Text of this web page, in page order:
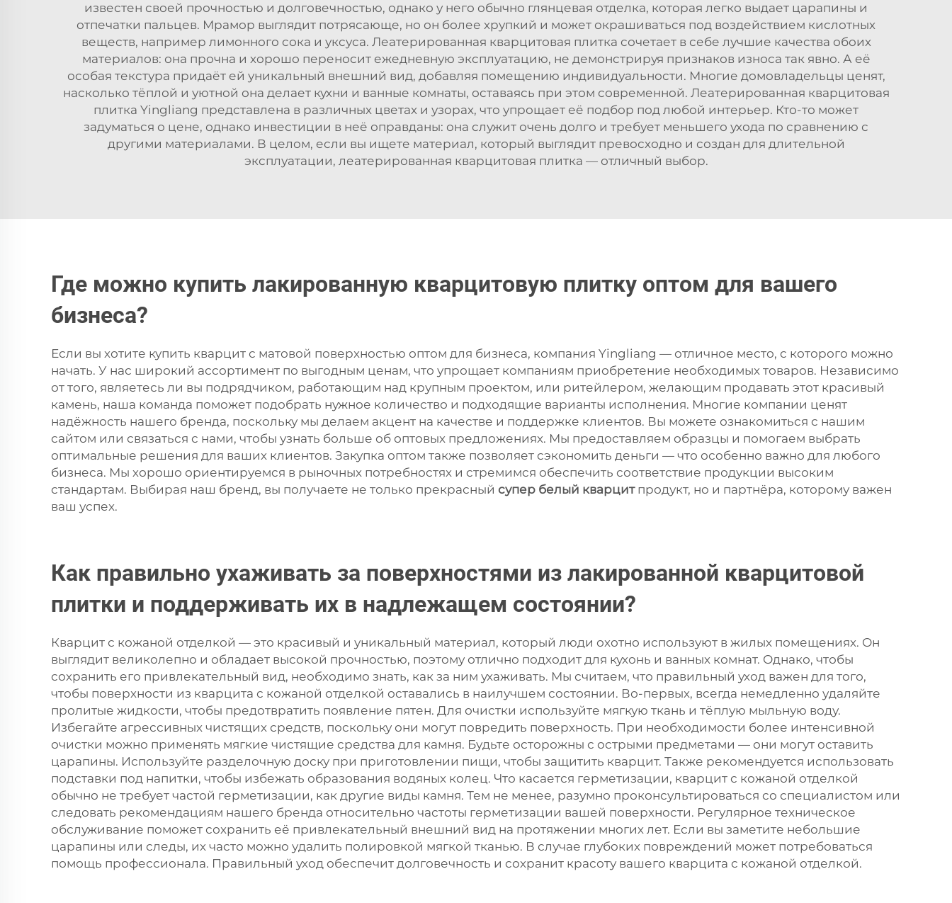
известен своей прочностью и долговечностью, однако у него обычно глянцевая отделка, которая легко выдает царапины и
отпечатки пальцев. Мрамор выглядит потрясающе, но он более хрупкий и может окрашиваться под воздействием кислотных
веществ, например лимонного сока и уксуса. Леатерированная кварцитовая плитка сочетает в себе лучшие качества обоих
материалов: она прочна и хорошо переносит ежедневную эксплуатацию, не демонстрируя признаков износа так явно. А её
особая текстура придаёт ей уникальный внешний вид, добавляя помещению индивидуальности. Многие домовладельцы ценят,
насколько тёплой и уютной она делает кухни и ванные комнаты, оставаясь при этом современной. Леатерированная кварцитовая
плитка Yingliang представлена в различных цветах и узорах, что упрощает её подбор под любой интерьер. Кто-то может
задуматься о цене, однако инвестиции в неё оправданы: она служит очень долго и требует меньшего ухода по сравнению с
другими материалами. В целом, если вы ищете материал, который выглядит превосходно и создан для длительной
эксплуатации, леатерированная кварцитовая плитка — отличный выбор.
Где можно купить лакированную кварцитовую плитку оптом для вашего
бизнеса?
Если вы хотите купить кварцит с матовой поверхностью оптом для бизнеса, компания Yingliang — отличное место, с которого можно
начать. У нас широкий ассортимент по выгодным ценам, что упрощает компаниям приобретение необходимых товаров. Независимо
от того, являетесь ли вы подрядчиком, работающим над крупным проектом, или ритейлером, желающим продавать этот красивый
камень, наша команда поможет подобрать нужное количество и подходящие варианты исполнения. Многие компании ценят
надёжность нашего бренда, поскольку мы делаем акцент на качестве и поддержке клиентов. Вы можете ознакомиться с нашим
сайтом или связаться с нами, чтобы узнать больше об оптовых предложениях. Мы предоставляем образцы и помогаем выбрать
оптимальные решения для ваших клиентов. Закупка оптом также позволяет сэкономить деньги — что особенно важно для любого
бизнеса. Мы хорошо ориентируемся в рыночных потребностях и стремимся обеспечить соответствие продукции высоким
стандартам. Выбирая наш бренд, вы получаете не только прекрасный супер белый кварцит продукт, но и партнёра, которому важен
ваш успех.
Как правильно ухаживать за поверхностями из лакированной кварцитовой
плитки и поддерживать их в надлежащем состоянии?
Кварцит с кожаной отделкой — это красивый и уникальный материал, который люди охотно используют в жилых помещениях. Он
выглядит великолепно и обладает высокой прочностью, поэтому отлично подходит для кухонь и ванных комнат. Однако, чтобы
сохранить его привлекательный вид, необходимо знать, как за ним ухаживать. Мы считаем, что правильный уход важен для того,
чтобы поверхности из кварцита с кожаной отделкой оставались в наилучшем состоянии. Во-первых, всегда немедленно удаляйте
пролитые жидкости, чтобы предотвратить появление пятен. Для очистки используйте мягкую ткань и тёплую мыльную воду.
Избегайте агрессивных чистящих средств, поскольку они могут повредить поверхность. При необходимости более интенсивной
очистки можно применять мягкие чистящие средства для камня. Будьте осторожны с острыми предметами — они могут оставить
царапины. Используйте разделочную доску при приготовлении пищи, чтобы защитить кварцит. Также рекомендуется использовать
подставки под напитки, чтобы избежать образования водяных колец. Что касается герметизации, кварцит с кожаной отделкой
обычно не требует частой герметизации, как другие виды камня. Тем не менее, разумно проконсультироваться со специалистом или
следовать рекомендациям нашего бренда относительно частоты герметизации вашей поверхности. Регулярное техническое
обслуживание поможет сохранить её привлекательный внешний вид на протяжении многих лет. Если вы заметите небольшие
царапины или следы, их часто можно удалить полировкой мягкой тканью. В случае глубоких повреждений может потребоваться
помощь профессионала. Правильный уход обеспечит долговечность и сохранит красоту вашего кварцита с кожаной отделкой.